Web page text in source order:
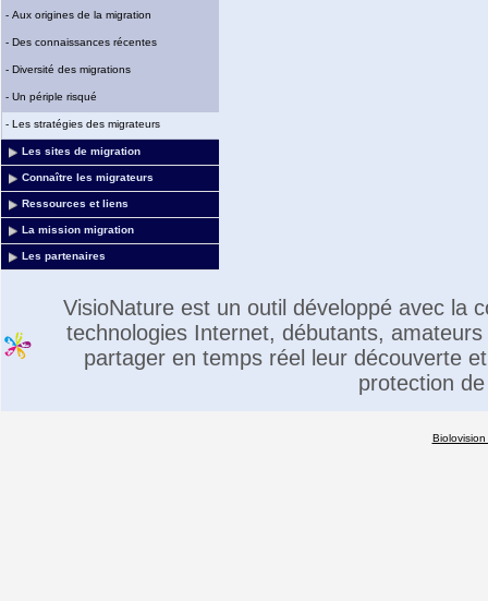
- Aux origines de la migration
- Des connaissances récentes
- Diversité des migrations
- Un périple risqué
- Les stratégies des migrateurs
Les sites de migration
Connaître les migrateurs
Ressources et liens
La mission migration
Les partenaires
VisioNature est un outil développé avec la
technologies Internet, débutants,
partager en temps réel leur découverte
protection
Biolovision